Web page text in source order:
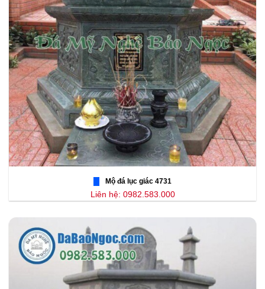
Mộ đá lục giác 4731
Liên hệ: 0982.583.000